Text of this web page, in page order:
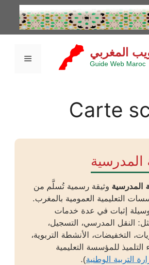
القائمة
Carte
المدرسية
المدرسية وثيقة رسمية تُسلَّم من
التعليمية العمومية بالمغرب.
إثبات في عدة خدمات
النقل المدرسي، التسجيل،
التخفيضات، الأنشطة التربوية،
التلميذ للمؤسسة التعليمية
التربية الوطنية).